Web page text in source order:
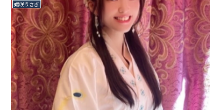
媛咲うさぎ